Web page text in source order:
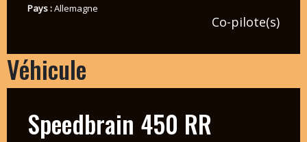
Pays :Allemagne
Co-pilote(s)
Véhicule
Speedbrain 450 RR